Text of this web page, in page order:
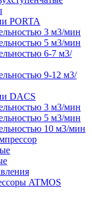
PORTA
3 м3/мин
5 м3/мин
6-7 м3/
9-12 м3/
DACS
3 м3/мин
5 м3/мин
10 м3/мин
ATMOS